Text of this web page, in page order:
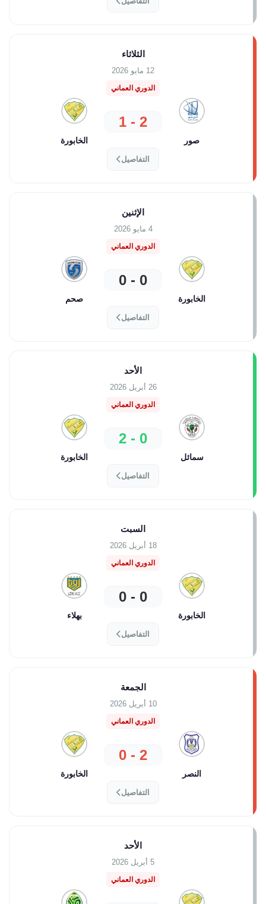
الثلاثاء
12 مايو 2026
الدوري العماني
صور
2 - 1
الخابورة
التفاصيل
الإثنين
4 مايو 2026
الدوري العماني
الخابورة
0 - 0
صحم
التفاصيل
الأحد
26 أبريل 2026
الدوري العماني
سمائل
0 - 2
الخابورة
التفاصيل
السبت
18 أبريل 2026
الدوري العماني
الخابورة
0 - 0
بهلاء
التفاصيل
الجمعة
10 أبريل 2026
الدوري العماني
النصر
2 - 0
الخابورة
التفاصيل
الأحد
5 أبريل 2026
الدوري العماني